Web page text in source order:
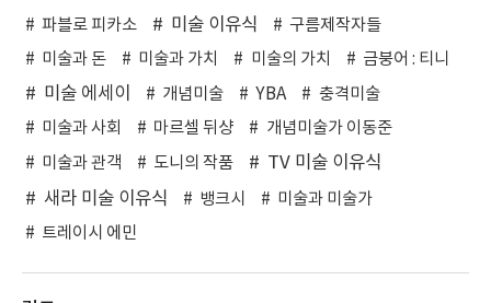
파블로 피카소 미술 이유식
구름제작자들
미술과 돈
미술과 가치 미술의 가치 금붕어 : 티니
미술 에세이 개념미술 YBA
충격미술
미술과 사회
마르셀 뒤샹
개념미술가 이동준
미술과 관객
도니의 작품
TV 미술 이유식
새라 미술 이유식
뱅크시
미술과 미술가
트레이시 에민